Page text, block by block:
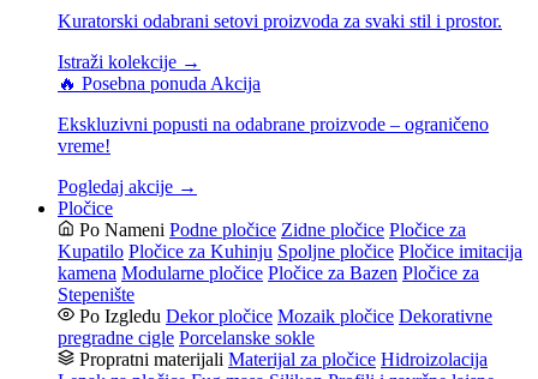
Kuratorski odabrani setovi proizvoda za svaki stil i prostor.
Istraži kolekcije →
🔥 Posebna ponuda Akcija
Ekskluzivni popusti na odabrane proizvode – ograničeno
vreme!
Pogledaj akcije →
Pločice
Po Nameni Podne pločice Zidne pločice Pločice za
Kupatilo Pločice za Kuhinju Spoljne pločice Pločice imitacija
kamena Modularne pločice Pločice za Bazen Pločice za
Stepenište
Po Izgledu Dekor pločice Mozaik pločice Dekorativne
pregradne cigle Porcelanske sokle
Propratni materijali Materijal za pločice Hidroizolacija